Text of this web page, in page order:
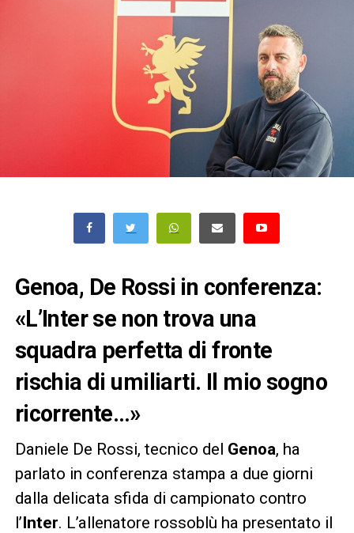
Genoa, De Rossi in conferenza:
«L’Inter se non trova una
squadra perfetta di fronte
rischia di umiliarti. Il mio sogno
ricorrente…»
Daniele De Rossi, tecnico del Genoa, ha
parlato in conferenza stampa a due giorni
dalla delicata sfida di campionato contro
l’Inter. L’allenatore rossoblù ha presentato il